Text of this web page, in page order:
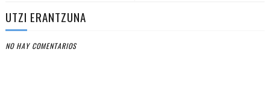
UTZI ERANTZUNA
NO HAY COMENTARIOS